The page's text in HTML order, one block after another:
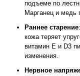
подъеме по
Марганец и медь
Раннее старение
кожа теряет
витамин Е и D3
изменения.
Нервное